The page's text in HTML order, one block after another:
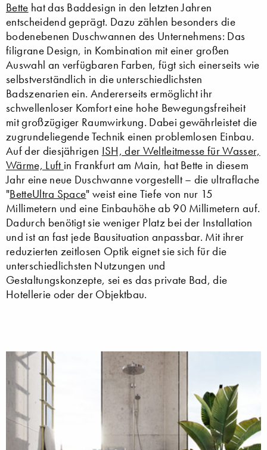
Bette hat das Baddesign in den letzten Jahren
entscheidend geprägt. Dazu zählen besonders die
bodenebenen Duschwannen des Unternehmens: Das
filigrane Design, in Kombination mit einer großen
Auswahl an verfügbaren Farben, fügt sich einerseits wie
selbstverständlich in die unterschiedlichsten
Badszenarien ein. Andererseits ermöglicht ihr
schwellenloser Komfort eine hohe Bewegungsfreiheit
mit großzügiger Raumwirkung. Dabei gewährleistet die
zugrundeliegende Technik einen problemlosen Einbau.
Auf der diesjährigen ISH, der Weltleitmesse für Wasser,
Wärme, Luft in Frankfurt am Main, hat Bette in diesem
Jahr eine neue Duschwanne vorgestellt – die ultraflache
"BetteUltra Space" weist eine Tiefe von nur 15
Millimetern und eine Einbauhöhe ab 90 Millimetern auf.
Dadurch benötigt sie weniger Platz bei der Installation
und ist an fast jede Bausituation anpassbar. Mit ihrer
reduzierten zeitlosen Optik eignet sie sich für die
unterschiedlichsten Nutzungen und
Gestaltungskonzepte, sei es das private Bad, die
Hotellerie oder der Objektbau.